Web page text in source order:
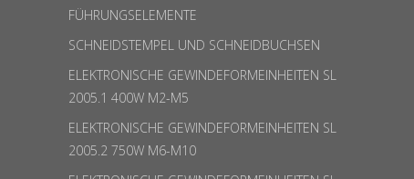
FÜHRUNGSELEMENTE
SCHNEIDSTEMPEL UND SCHNEIDBUCHSEN
ELEKTRONISCHE GEWINDEFORMEINHEITEN SL
2005.1 400W M2-M5
ELEKTRONISCHE GEWINDEFORMEINHEITEN SL
2005.2 750W M6-M10